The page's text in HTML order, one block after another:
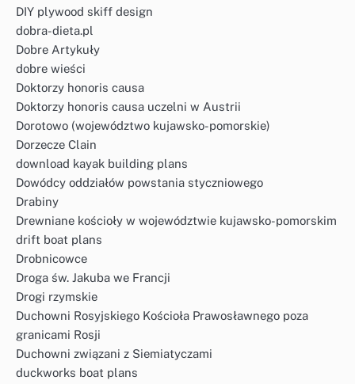
DIY plywood skiff design
dobra-dieta.pl
Dobre Artykuły
dobre wieści
Doktorzy honoris causa
Doktorzy honoris causa uczelni w Austrii
Dorotowo (województwo kujawsko-pomorskie)
Dorzecze Clain
download kayak building plans
Dowódcy oddziałów powstania styczniowego
Drabiny
Drewniane kościoły w województwie kujawsko-pomorskim
drift boat plans
Drobnicowce
Droga św. Jakuba we Francji
Drogi rzymskie
Duchowni Rosyjskiego Kościoła Prawosławnego poza
granicami Rosji
Duchowni związani z Siemiatyczami
duckworks boat plans